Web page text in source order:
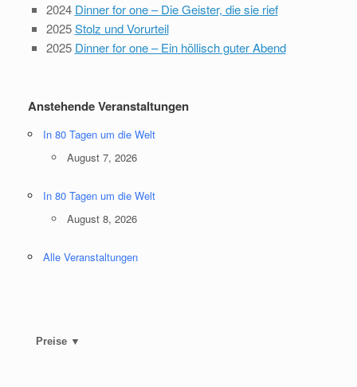
2024 Dinner for one – Die Geister, die sie rief
2025Stolz und Vorurteil
2025 Dinner for one – Ein höllisch guter Abend
Anstehende Veranstaltungen
In 80 Tagen um die Welt
August 7, 2026
In 80 Tagen um die Welt
August 8, 2026
Alle Veranstaltungen
Preise ▼